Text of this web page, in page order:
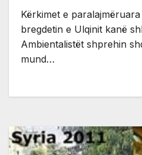
Kërkimet e
bregdetin e Ulqinit kanë
Ambientalistët shprehin
mund…